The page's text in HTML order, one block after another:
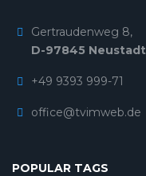
Gertraudenweg 8,
D-97845 Neustadt
+49 9393 999-71
office@tvimweb.de
POPULAR TAGS